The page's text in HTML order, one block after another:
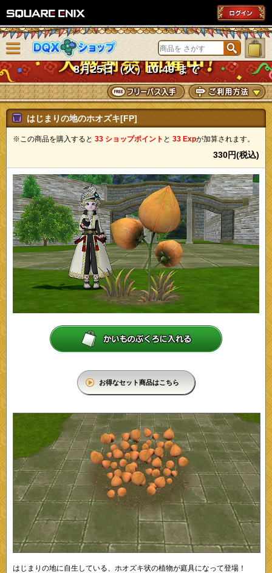
DQXショップ
8月25日（火）10:49 まで
ニューを閉じる
はじまりの地のホオズキ[FP]
※この商品を購入すると 33 ショップポイント と 33 Expが加算されます。
330円(税込)
お得なセット商品はこちら
はじまりの地に自生している、ホオズキ状の植物が庭具になって登場！